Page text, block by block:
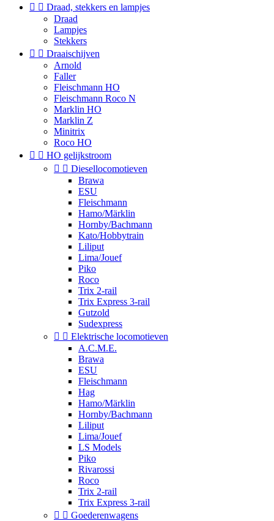
  Draad, stekkers en lampjes
Draad
Lampjes
Stekkers
  Draaischijven
Arnold
Faller
Fleischmann HO
Fleischmann Roco N
Marklin HO
Marklin Z
Minitrix
Roco HO
  HO gelijkstroom
  Diesellocomotieven
Brawa
ESU
Fleischmann
Hamo/Märklin
Hornby/Bachmann
Kato/Hobbytrain
Liliput
Lima/Jouef
Piko
Roco
Trix 2-rail
Trix Express 3-rail
Gutzold
Sudexpress
  Elektrische locomotieven
A.C.M.E.
Brawa
ESU
Fleischmann
Hag
Hamo/Märklin
Hornby/Bachmann
Liliput
Lima/Jouef
LS Models
Piko
Rivarossi
Roco
Trix 2-rail
Trix Express 3-rail
  Goederenwagens